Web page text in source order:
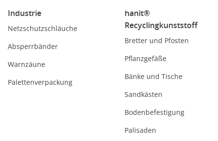
Industrie
Netzschutzschläuche
Absperrbänder
Warnzäune
Palettenverpackung
hanit®
Recyclingkunststoff
Bretter und Pfosten
Pflanzgefäße
Bänke und Tische
Sandkästen
Bodenbefestigung
Palisaden